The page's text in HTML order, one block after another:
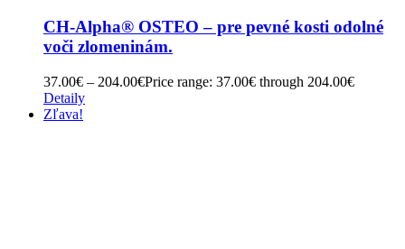
CH-Alpha® OSTEO – pre pevné kosti odolné
voči zlomeninám.
37.00€ – 204.00€Price range: 37.00€ through 204.00€
Detaily
Zľava!